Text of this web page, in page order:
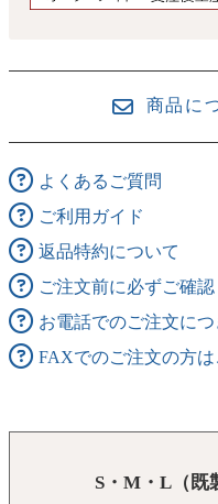
商品に
よくあるご質問
ご利用ガイド
返品特約について
ご注文前に必ずご確
お電話でのご注文につ
FAXでのご注文の方は
S・M・L（既